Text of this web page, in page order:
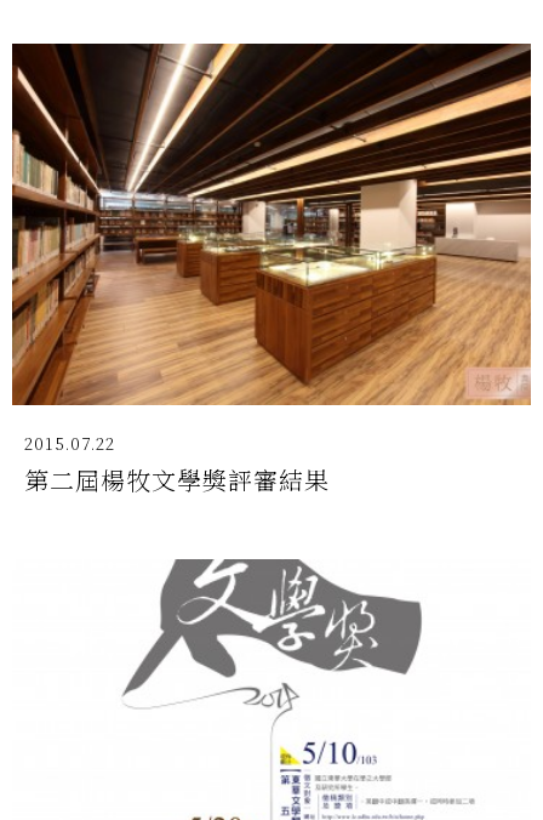
2015.07.22
第二屆楊牧文學獎評審結果